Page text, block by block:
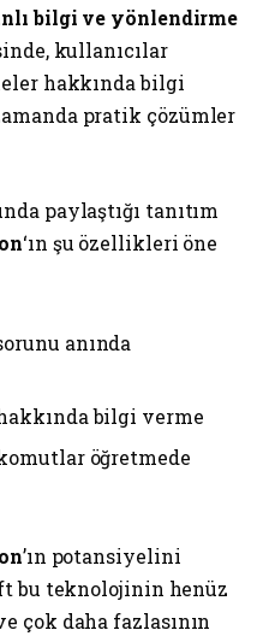
bilgi ve yönlendirme
kullanıcılar
hakkında bilgi
pratik çözümler
paylaştığı tanıtım
‘ın şu özellikleri öne
anında
bilgi verme
öğretmede
’ın potansiyelini
bu teknolojinin henüz
çok daha fazlasının